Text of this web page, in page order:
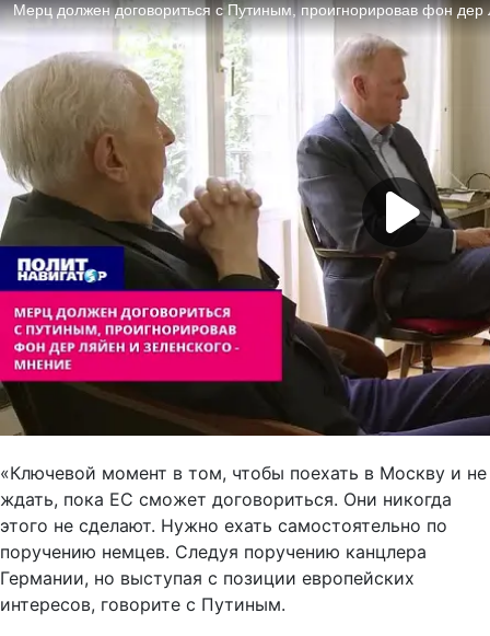
«Ключевой момент в том, чтобы поехать в Москву и не
ждать, пока ЕС сможет договориться. Они никогда
этого не сделают. Нужно ехать самостоятельно по
поручению немцев. Следуя поручению канцлера
Германии, но выступая с позиции европейских
интересов, говорите с Путиным.